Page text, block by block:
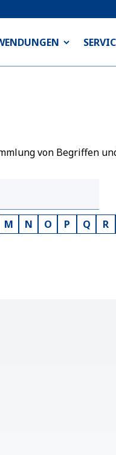
von Begriffen
M N O P Q R